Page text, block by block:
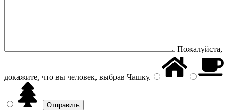
Пожалуйста,
докажите, что вы человек, выбрав Чашку.